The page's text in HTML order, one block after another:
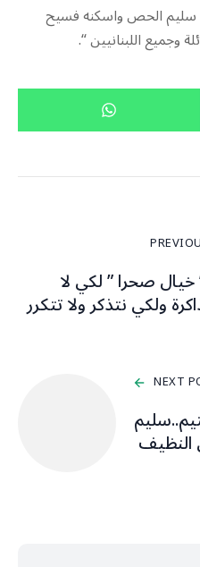
سليم الحص واسكنه فسيح
وجميع اللبنانيين “.
صحرا ” لكي لا
ولكي نتذكر ولا تتكرر
NEXT
النظيف